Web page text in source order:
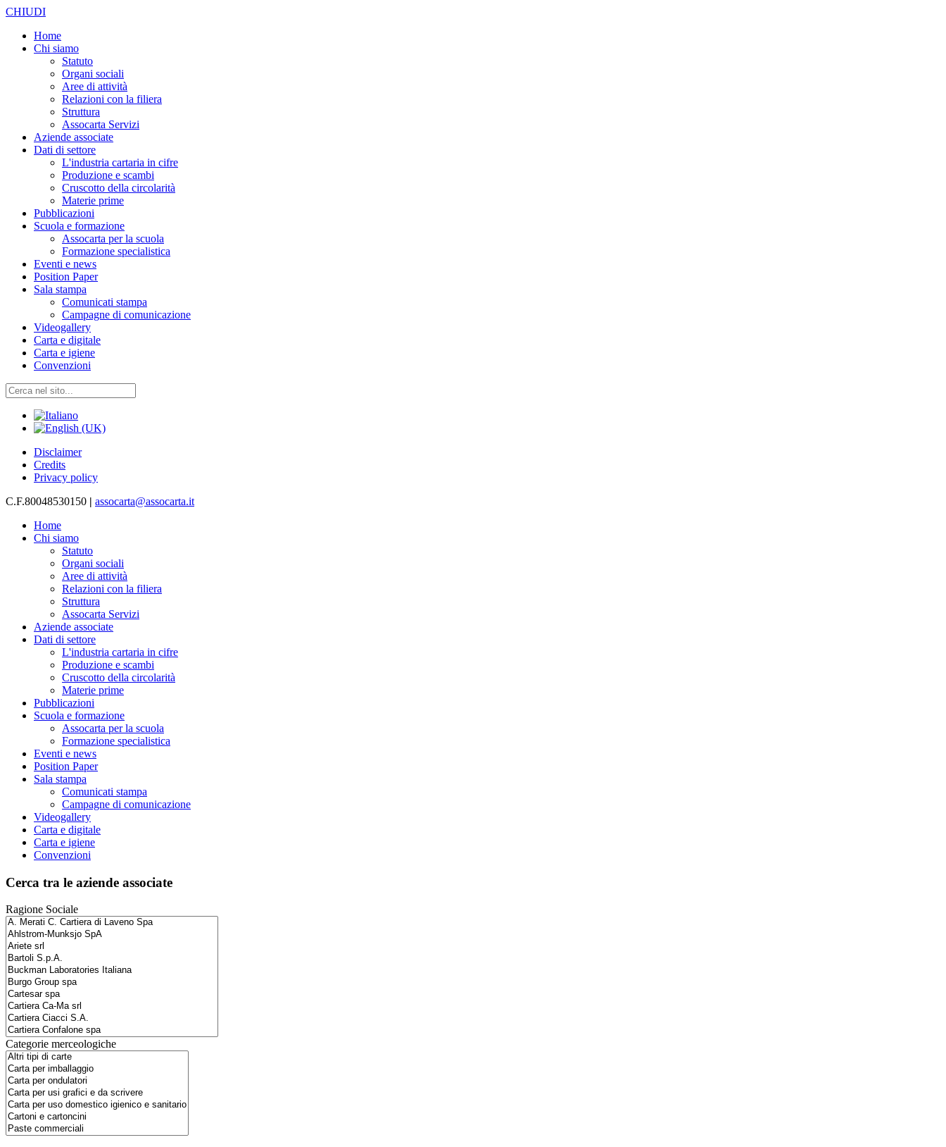
CHIUDI
Home
Chi siamo
Statuto
Organi sociali
Aree di attività
Relazioni con la filiera
Struttura
Assocarta Servizi
Aziende associate
Dati di settore
L'industria cartaria in cifre
Produzione e scambi
Cruscotto della circolarità
Materie prime
Pubblicazioni
Scuola e formazione
Assocarta per la scuola
Formazione specialistica
Eventi e news
Position Paper
Sala stampa
Comunicati stampa
Campagne di comunicazione
Videogallery
Carta e digitale
Carta e igiene
Convenzioni
Disclaimer
Credits
Privacy policy
C.F.80048530150 | assocarta@assocarta.it
Home
Chi siamo
Statuto
Organi sociali
Aree di attività
Relazioni con la filiera
Struttura
Assocarta Servizi
Aziende associate
Dati di settore
L'industria cartaria in cifre
Produzione e scambi
Cruscotto della circolarità
Materie prime
Pubblicazioni
Scuola e formazione
Assocarta per la scuola
Formazione specialistica
Eventi e news
Position Paper
Sala stampa
Comunicati stampa
Campagne di comunicazione
Videogallery
Carta e digitale
Carta e igiene
Convenzioni
Cerca tra le aziende associate
Ragione Sociale
Categorie merceologiche